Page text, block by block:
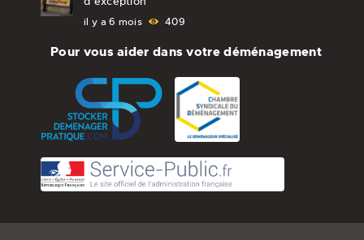
il y a 6 mois 409
Pour vous aider dans votre déménagement